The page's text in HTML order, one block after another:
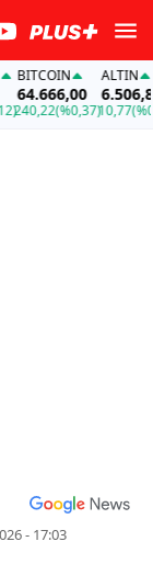
BITCOIN
64.666,00
(%0,37)
ALTIN
6.506,85
10,77
- 17:03